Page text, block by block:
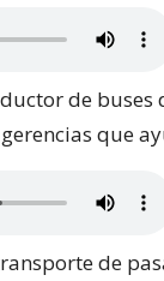
de buses
que
de